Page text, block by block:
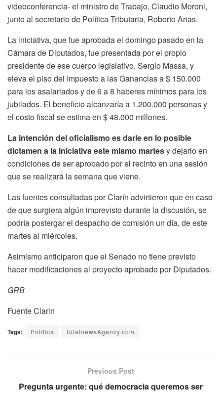
videoconferencia- el ministro de Trabajo, Claudio Moroni,
junto al secretario de Política Tributaria, Roberto Arias.
La iniciativa, que fue aprobada el domingo pasado en la
Cámara de Diputados, fue presentada por el propio
presidente de ese cuerpo legislativo, Sergio Massa, y
eleva el piso del Impuesto a las Ganancias a $ 150.000
para los asalariados y de 6 a 8 haberes mínimos para los
jubilados. El beneficio alcanzaría a 1.200.000 personas y
el costo fiscal se estima en $ 48.000 millones.
La intención del oficialismo es darle en lo posible
dictamen a la iniciativa este mismo martesy dejarlo en
condiciones de ser aprobado por el recinto en una sesión
que se realizará la semana que viene.
Las fuentes consultadas por Clarín advirtieron que en caso
de que surgiera algún imprevisto durante la discusión, se
podría postergar el despacho de comisión un día, de este
martes al miércoles.
Asimismo anticiparon que el Senado no tiene previsto
hacer modificaciones al proyecto aprobado por Diputados.
GRB
Fuente Clarin
Tags: Política TotalnewsAgency.com
Previous Post
Pregunta urgente: qué democracia queremos ser